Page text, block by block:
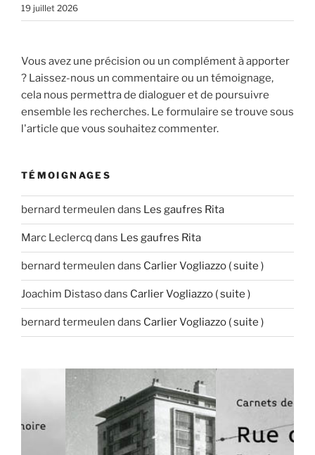
19 juillet 2026
Vous avez une précision ou un complément à apporter
? Laissez-nous un commentaire ou un témoignage,
cela nous permettra de dialoguer et de poursuivre
ensemble les recherches. Le formulaire se trouve sous
l'article que vous souhaitez commenter.
TÉMOIGNAGES
bernard termeulen dans Les gaufres Rita
Marc Leclercq dans Les gaufres Rita
bernard termeulen dans Carlier Vogliazzo ( suite )
Joachim Distasodans Carlier Vogliazzo ( suite )
bernard termeulen dans Carlier Vogliazzo ( suite )